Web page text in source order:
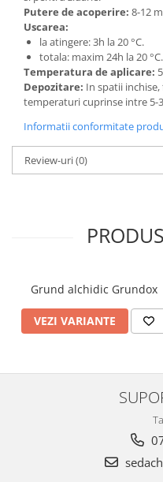
Putere de acoperire: 8-12
Uscarea:
la atingere: 3h la 20 °C.
totala: maxim 24h la 20 °C.
Temperatura de aplicare:
Depozitare: In spatii
temperaturi cuprinse intre 5-
Informatii conformitate
Review-uri(0)
Grund alchidic Grundox
VEZI VARIANTE